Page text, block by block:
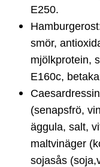
E250.
smör,
mjölkprotein,
E160c,
(senapsfrö,
äggula, salt,
maltvinäger
sojasås